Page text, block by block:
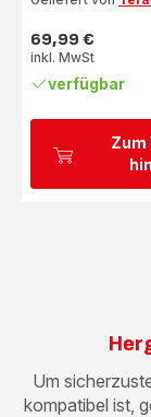
Zum
Preis
69,99 €
inkl. MwSt
verfügbar
Um
kompatibel ist,